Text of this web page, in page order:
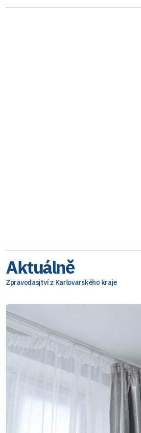
Aktuálně
Zpravodasjtví z Karlovarského kraje